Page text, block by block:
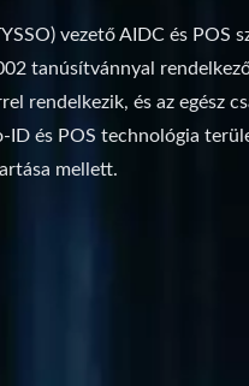
vezető AIDC és POS
tanúsítvánnyal
rendelkezik, és az egész
ID és POS technológia
mellett.